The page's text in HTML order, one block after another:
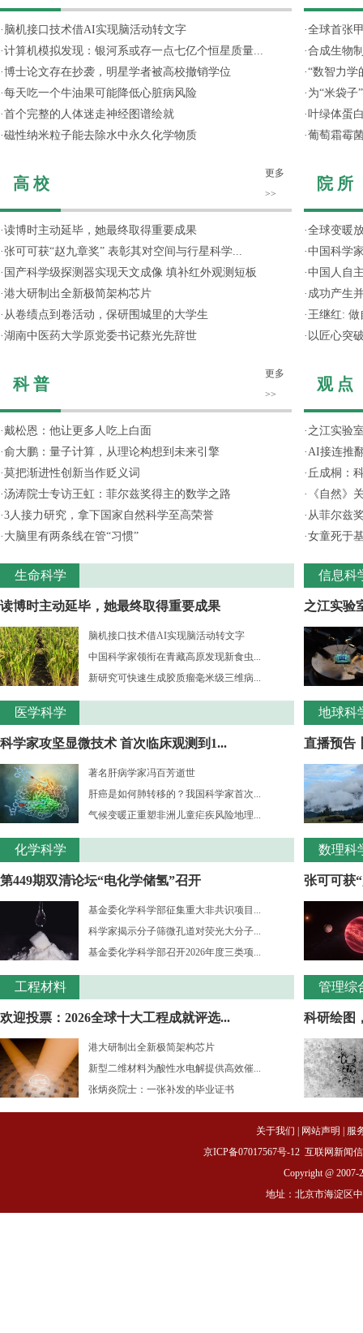
· 脑机接口技术借AI实现脑活动转文字
·计算机模拟发现：银河系或存一点七亿个恒星质量...
·博士论文存在抄袭，明星学者被高校撤销学位
·每天吃一个牛油果可能降低心脏病风险
·首个完整的人体迷走神经图谱绘就
·磁性纳米粒子能去除水中永久化学物质
高 校
更多
>>
·读博时主动延毕，她最终取得重要成果
·张可可获“赵九章奖” 表彰其对空间与行星科学...
· 国产科学级探测器实现天文成像 填补红外观测短板
·港大研制出全新极简架构芯片
· 从卷绩点到卷活动，保研围城里的大学生
·湖南中医药大学原党委书记蔡光先辞世
科 普
更多
>>
·戴松恩：他让更多人吃上白面
·俞大鹏：量子计算，从理论构想到未来引擎
·莫把渐进性创新当作贬义词
·汤涛院士专访王虹：菲尔兹奖得主的数学之路
·3人接力研究，拿下国家自然科学至高荣誉
· 大脑里有两条线在管“习惯”
生命科学
读博时主动延毕，她最终取得重要成果
脑机接口技术借AI实现脑活动转文字
中国科学家领衔在青藏高原发现新食虫...
新研究可快速生成胶质瘤毫米级三维病...
医学科学
科学家攻坚显微技术 首次临床观测到1...
著名肝病学家冯百芳逝世
肝癌是如何肺转移的？我国科学家首次...
气候变暖正重塑非洲儿童疟疾风险地理...
化学科学
第449期双清论坛“电化学储氢”召开
基金委化学科学部征集重大非共识项目...
科学家揭示分子筛微孔道对荧光大分子...
基金委化学科学部召开2026年度三类项...
工程材料
欢迎投票：2026全球十大工程成就评选...
港大研制出全新极简架构芯片
新型二维材料为酸性水电解提供高效催...
张炳炎院士：一张补发的毕业证书
·全球首张
·合成生物
·“数智力学
· 为“米袋子
·叶绿体蛋
·葡萄霜霉
院 所
·全球变暖
·中国科学
·中国人自
· 成功产生
· 王继红: 做
· 以匠心突
观 点
· 之江实验
·AI接连推
· 丘成桐：
·
《自然》
· 从菲尔兹
·女童死于
信息科
之江实验
地球科
直播预告
数理科
张可可获
管理综
科研绘图
关于我们 网站声明
服
京ICP备07017567号-12 互联网新闻
Copyright @ 2007-
地址：北京市海淀区